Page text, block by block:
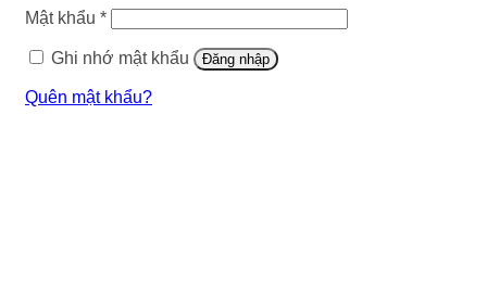
Mật khẩu *
Ghi nhớ mật khẩu Đăng nhập
Quên mật khẩu?